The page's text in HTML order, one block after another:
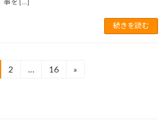
続きを読む
固
2 …
固
16 »